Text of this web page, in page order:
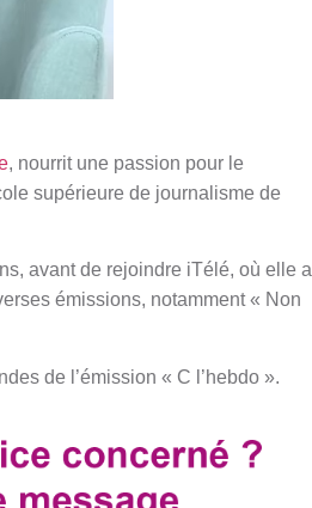
, nourrit une passion pour le
supérieure de journalisme de
avant de rejoindre iTélé, où elle a
émissions, notamment « Non
de l’émission « C l’hebdo ».